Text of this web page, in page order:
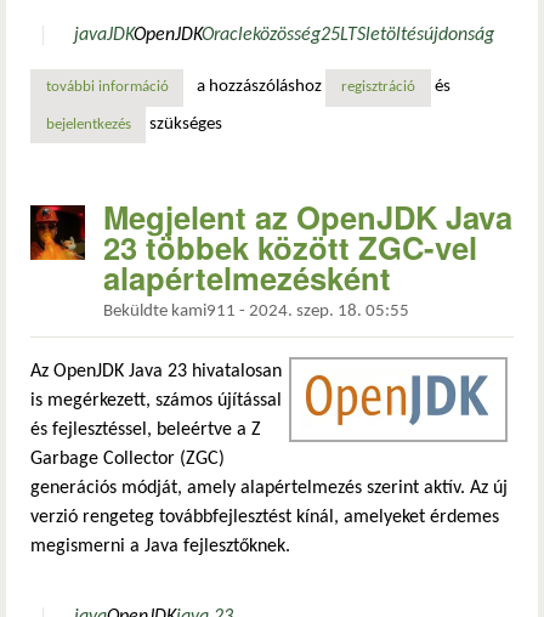
javaJDKOpenJDKOracleközösség25LTSletöltésújdonság
további információmegjelent a jdk 25 lts – biztonságra és modernizációra
a hozzászóláshoz regisztráció és
bejelentkezés szükséges
Megjelent az OpenJDK Java
23 többek között ZGC-vel
alapértelmezésként
Beküldte kami911 - 2024. szep. 18. 05:55
Az OpenJDK Java 23 hivatalosan
is megérkezett, számos újítással
és fejlesztéssel, beleértve a Z
Garbage Collector (ZGC)
generációs módját, amely alapértelmezés szerint aktív. Az új
verzió rengeteg továbbfejlesztést kínál, amelyeket érdemes
megismerni a Java fejlesztőknek.